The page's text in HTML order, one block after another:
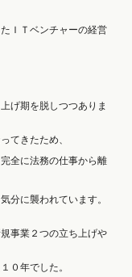
ＩＴベンチャーの経営
げ期を脱しつつありま
てきたため、
全に法務の仕事から離
分に襲われています。
事業２つの立ち上げや
０年でした。